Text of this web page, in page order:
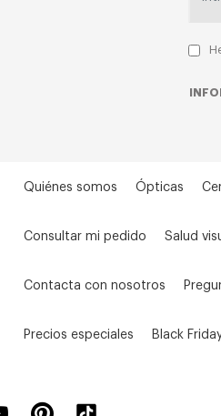
Quiénes somos Ópticas
Consultar mi pedido Salud
Contacta con nosotros
Precios especiales Black